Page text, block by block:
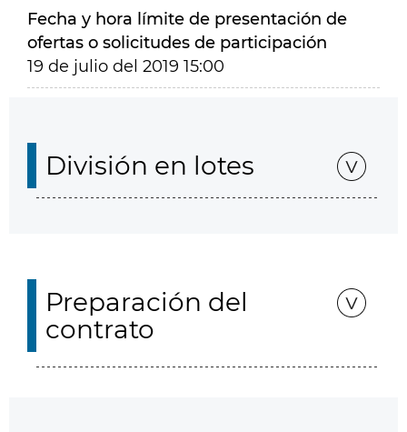
Fecha y hora límite de presentación de
ofertas o solicitudes de participación
19 de julio del 2019 15:00
División en lotes
Preparación del
contrato